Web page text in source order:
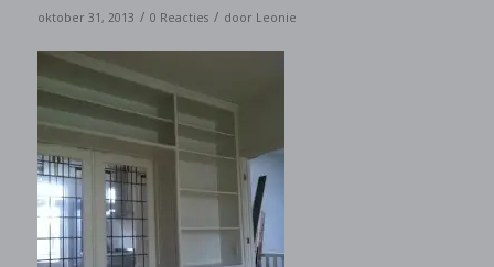
oktober 31, 2013 / 0 Reacties / door Leonie